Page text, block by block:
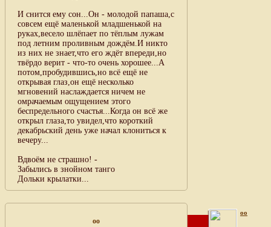
И снится ему сон...Он - молодой папаша,с
совсем ещё маленькой младшенькой на
руках,весело шлёпает по тёплым лужам
под летним проливным дождём.И никто
из них не знает,что его ждёт впереди,но
твёрдо верит - что-то очень хорошее...А
потом,пробудившись,но всё ещё не
открывая глаз,он ещё несколько
мгновений наслаждается ничем не
омрачаемым ощущением этого
беспредельного счастья...Когда он всё же
открыл глаза,то увидел,что короткий
декабрьский день уже начал клониться к
вечеру...
Вдвоём не страшно! -
Забылись в знойном танго
Дольки крылатки...
oo
oo